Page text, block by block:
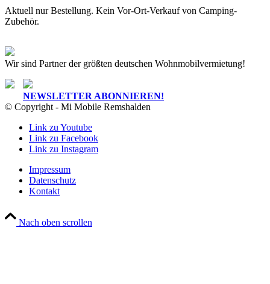
Aktuell nur Bestellung. Kein Vor-Ort-Verkauf von Camping-
Zubehör.
Wir sind Partner der größten deutschen Wohnmobilvermietung!
NEWSLETTER ABONNIEREN!
© Copyright - Mi Mobile Remshalden
Link zu Youtube
Link zu Facebook
Link zu Instagram
Impressum
Datenschutz
Kontakt
Nach oben scrollen